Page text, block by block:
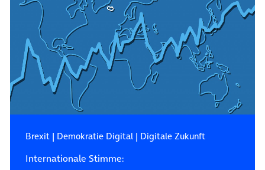
Brexit| Demokratie Digital| Digitale Zukunft
Internationale Stimme: